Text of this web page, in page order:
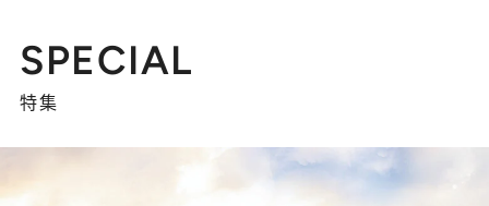
SPECIAL
特集